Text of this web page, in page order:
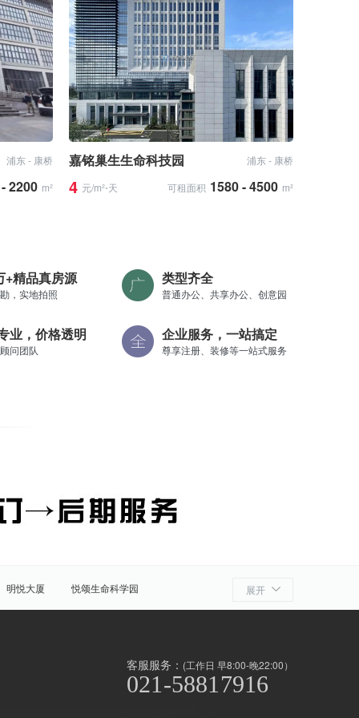
浦东 - 康桥
2200 m²
嘉铭巢生生命科技园 浦东 - 康桥
4 元/m²⋅天 可租面积 1580 - 4500 m²
+精品真房源
，实地拍照
类型齐全
普通办公、共享办公、创意园
业，价格透明
问团队
企业服务，一站搞定
尊享注册、装修等一站式服务
展开
明悦大厦
悦颂生命科学园
胞产业园
ATLATL飞镖加速器
上海周边
前滩
世博滨江
客服服务： (工作日 早8:00-晚22:00）
021-58817916